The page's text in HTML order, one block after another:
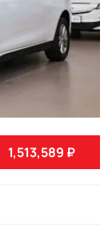
1,513,589 ₽